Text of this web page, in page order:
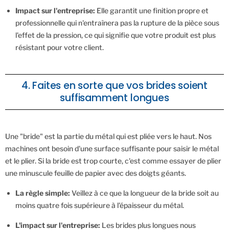
Impact sur l'entreprise: Elle garantit une finition propre et
professionnelle qui n'entraînera pas la rupture de la pièce sous
l'effet de la pression, ce qui signifie que votre produit est plus
résistant pour votre client.
4. Faites en sorte que vos brides soient
suffisamment longues
Une "bride" est la partie du métal qui est pliée vers le haut. Nos
machines ont besoin d'une surface suffisante pour saisir le métal
et le plier. Si la bride est trop courte, c'est comme essayer de plier
une minuscule feuille de papier avec des doigts géants.
La règle simple: Veillez à ce que la longueur de la bride soit au
moins quatre fois supérieure à l'épaisseur du métal.
L'impact sur l'entreprise: Les brides plus longues nous